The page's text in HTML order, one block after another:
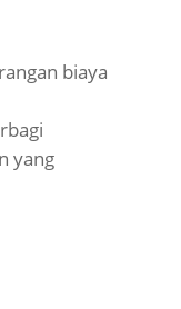
biaya
yang